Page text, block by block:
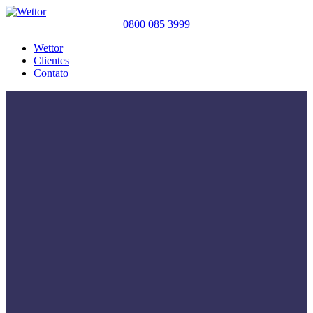
0800 085 3999
Wettor
Clientes
Contato